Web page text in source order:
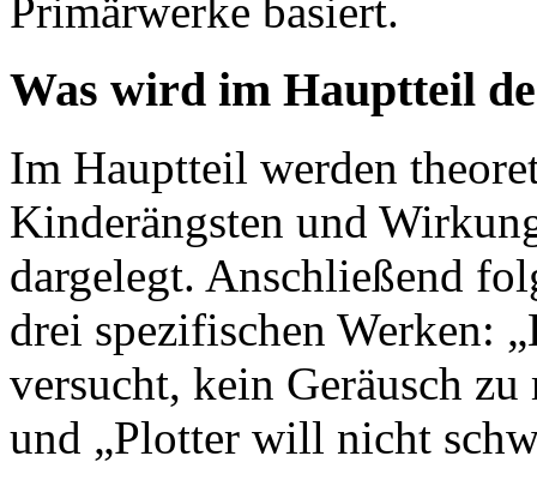
Primärwerke basiert.
Was wird im Hauptteil
Im Hauptteil werden
Kinderängsten und
dargelegt. Anschließend
drei spezifischen Werken:
versucht, kein Geräusch
und „Plotter will nicht